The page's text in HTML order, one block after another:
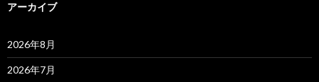
アーカイブ
2026年8月
2026年7月